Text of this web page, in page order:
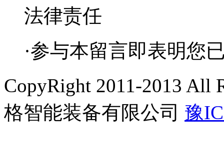
法律责任
·参与本留言即表明您
CopyRight 2011-2013 All
格智能装备有限公司 豫